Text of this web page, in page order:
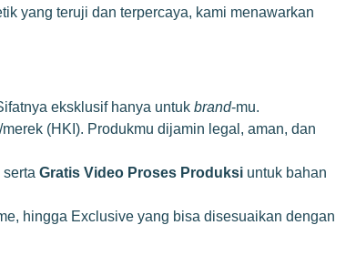
yang teruji dan terpercaya, kami menawarkan
eksklusif hanya untuk brand-mu.
(HKI). Produkmu dijamin legal, aman, dan
serta Gratis Video Proses Produksi untuk bahan
hingga Exclusive yang bisa disesuaikan dengan